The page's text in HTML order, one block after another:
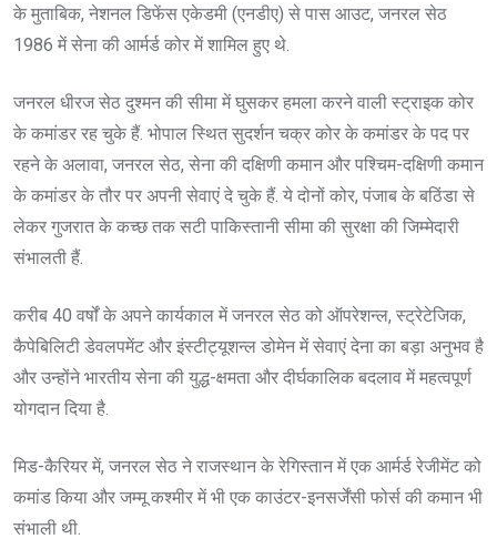
के मुताबिक, नेशनल डिफेंस एकेडमी (एनडीए) से पास आउट, जनरल सेठ
1986 में सेना की आर्मर्ड कोर में शामिल हुए थे.
जनरल धीरज सेठ दुश्मन की सीमा में घुसकर हमला करने वाली स्ट्राइक कोर
के कमांडर रह चुके हैं. भोपाल स्थित सुदर्शन चक्र कोर के कमांडर के पद पर
रहने के अलावा, जनरल सेठ, सेना की दक्षिणी कमान और पश्चिम-दक्षिणी कमान
के कमांडर के तौर पर अपनी सेवाएं दे चुके हैं. ये दोनों कोर, पंजाब के बठिंडा से
लेकर गुजरात के कच्छ तक सटी पाकिस्तानी सीमा की सुरक्षा की जिम्मेदारी
संभालती हैं.
करीब 40 वर्षों के अपने कार्यकाल में जनरल सेठ को ऑपरेशन्ल, स्ट्रेटेजिक,
कैपेबिलिटी डेवलपमेंट और इंस्टीट्यूशन्ल डोमेन में सेवाएं देना का बड़ा अनुभव है
और उन्होंने भारतीय सेना की युद्ध-क्षमता और दीर्घकालिक बदलाव में महत्वपूर्ण
योगदान दिया है.
मिड-कैरियर में, जनरल सेठ ने राजस्थान के रेगिस्तान में एक आर्मर्ड रेजीमेंट को
कमांड किया और जम्मू कश्मीर में भी एक काउंटर-इनसर्जेंसी फोर्स की कमान भी
संभाली थी.